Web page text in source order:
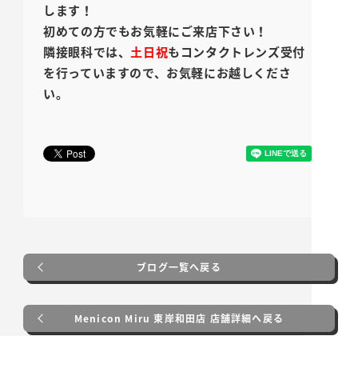
します！
初めての方でもお気軽にご来店下さい！
隣接眼科では、土日祝もコンタクトレンズ受付
を行っていますので、お気軽にお越しくださ
い。
ブログ一覧へ戻る
Menicon Miru 東岸和田店 店舗詳細へ戻る